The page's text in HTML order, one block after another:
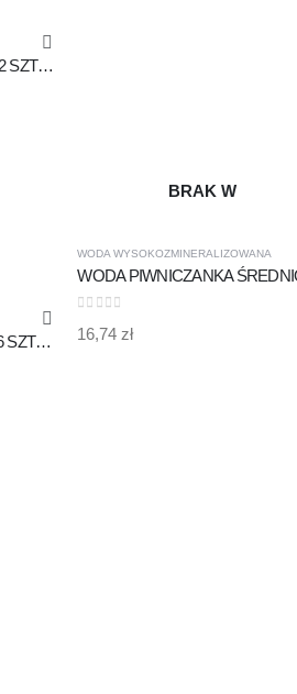
Woda Borjomi 0,5L SZKŁO / 12 SZTUK (opakowanie)
WODA VYTAUTAS 1L PET / 6 SZTUK - WYSOKOZMINERALIZOWANA
BRAK W
WODA WYSOKOZMINERALIZOWANA
16,74 zł